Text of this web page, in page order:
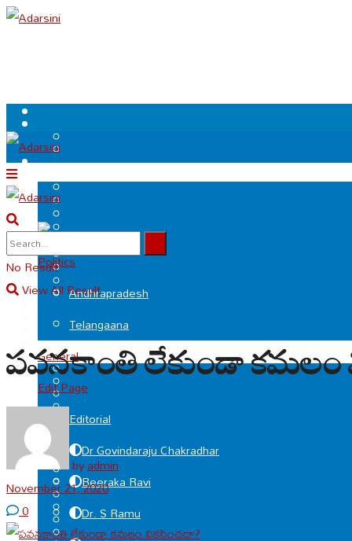
.
Politics
Andhrapradesh
Telangaana
General
Edit Page
Editorial
Dr Govindaraju Chakradhar
Beeraka Ravi
Dr. S Ramu
No Result
View All Result
పవనకాంతి లేకుండా
byadmin
November 21, 2020
0